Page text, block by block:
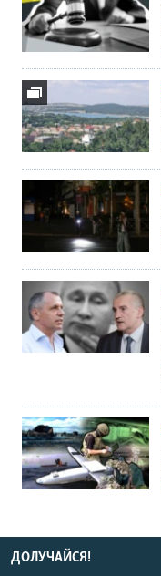
ДОЛУЧАЙСЯ!